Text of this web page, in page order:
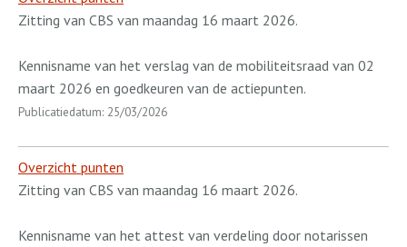
Zitting van CBS van maandag 16 maart 2026.
Kennisname van het verslag van de mobiliteitsraad van 02
maart 2026 en goedkeuren van de actiepunten.
Publicatiedatum: 25/03/2026
Overzicht punten
Zitting van CBS van maandag 16 maart 2026.
Kennisname van het attest van verdeling door notarissen